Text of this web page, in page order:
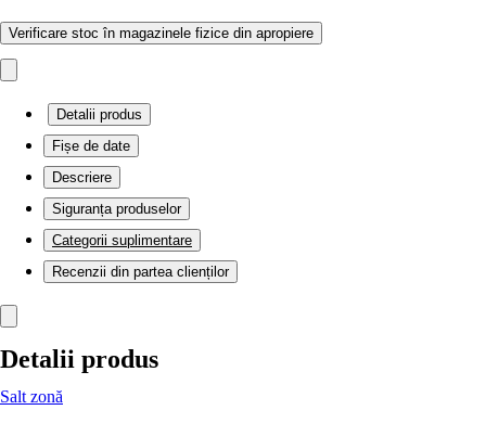
Verificare stoc în magazinele fizice din apropiere
Detalii produs
Fișe de date
Descriere
Siguranța produselor
Categorii suplimentare
Recenzii din partea clienților
Detalii produs
Salt zonă